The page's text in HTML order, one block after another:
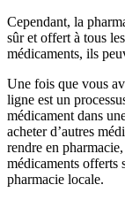
Cependant, la
sûr et offert à tous
médicaments, ils
Une fois que vous
ligne est un
médicament dans
acheter d’autres
rendre en
médicaments offerts
pharmacie locale.